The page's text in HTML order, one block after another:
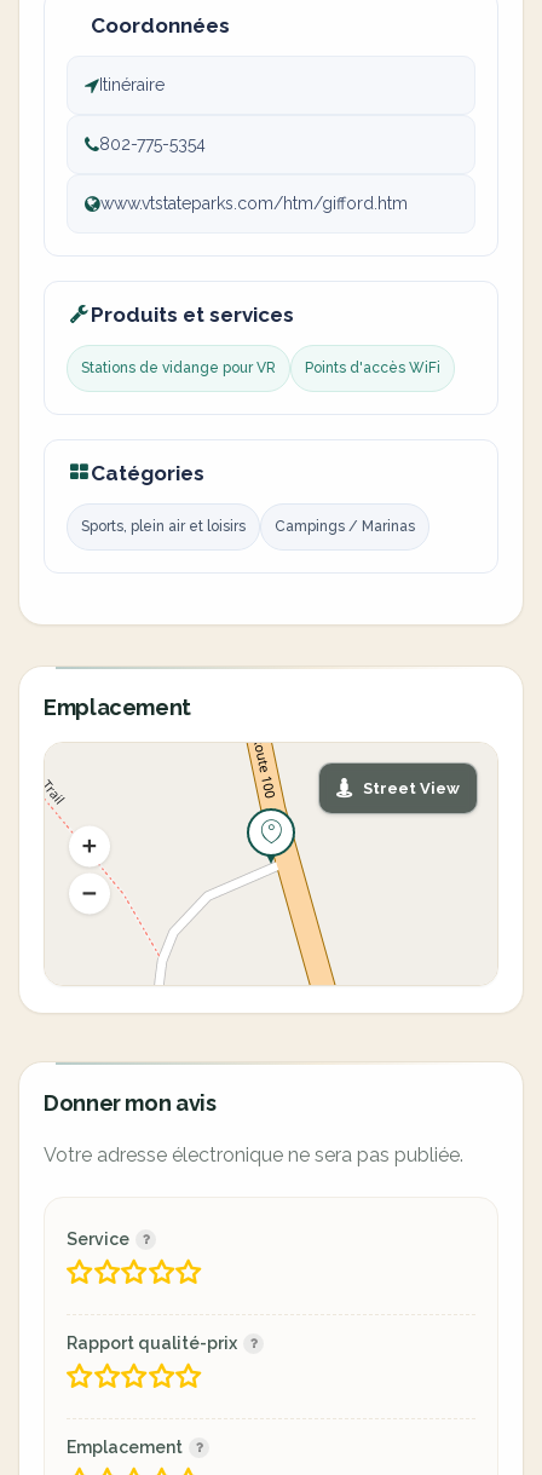
Coordonnées
Itinéraire
802-775-5354
www.vtstateparks.com/htm/gifford.htm
Produits et services
Stations de vidange pour VR Points d'accès WiFi
Catégories
Sports, plein air et loisirs Campings / Marinas
Emplacement
Street View
Donner mon avis
Votre adresse électronique ne sera pas publiée.
Service
Rapport qualité-prix
Emplacement